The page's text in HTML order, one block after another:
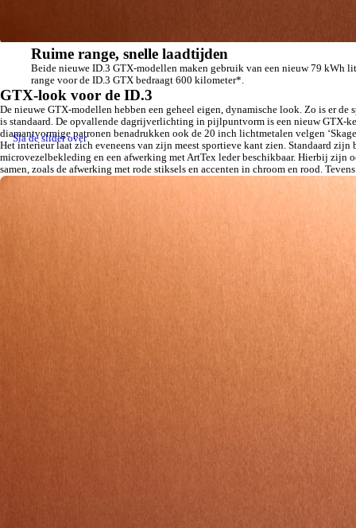
Ruime range, snelle laadtijden
Beide nieuwe ID.3 GTX-modellen maken gebruik van een nieuw 79 kWh
range voor de ID.3 GTX bedraagt 600 kilometer*.
GTX-look voor de ID.3
De nieuwe GTX-modellen hebben een geheel eigen, dynamische look. Zo is er
is standaard. De opvallende dagrijverlichting in pijlpuntvorm is een nieuw GTX-
diamantvormige patronen benadrukken ook de 20 inch lichtmetalen velgen
Het interieur laat zich eveneens van zijn meest sportieve kant zien. Standaard
microvezelbekleding en een afwerking met ArtTex leder beschikbaar. Hierbij
samen, zoals de afwerking met rode stiksels en accenten in chroom en rood.
Sla de slider over